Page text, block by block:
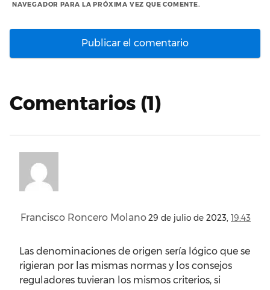
NAVEGADOR PARA LA PRÓXIMA VEZ QUE COMENTE.
Comentarios (1)
Francisco Roncero Molano29 de julio de 2023, 19:43
Las denominaciones de origen sería lógico que se
rigieran por las mismas normas y los consejos
reguladores tuvieran los mismos criterios, si